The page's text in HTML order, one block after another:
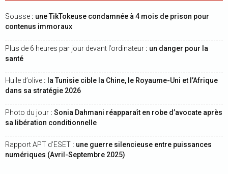
Sousse : une TikTokeuse condamnée à 4 mois de prison pour
contenus immoraux
Plus de 6 heures par jour devant l’ordinateur : un danger pour la
santé
Huile d’olive : la Tunisie cible la Chine, le Royaume-Uni et l’Afrique
dans sa stratégie 2026
Photo du jour : Sonia Dahmani réapparaît en robe d’avocate après
sa libération conditionnelle
Rapport APT d’ESET : une guerre silencieuse entre puissances
numériques (Avril-Septembre 2025)